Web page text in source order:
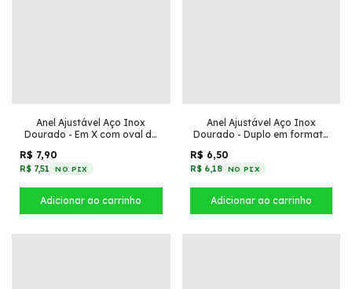
Anel Ajustável Aço Inox
Dourado - Em X com oval de
R$ 7,90
R$ 7,51 NO PIX
Anel Ajustável Aço Inox
Dourado - Duplo em formato
R$ 6,50
R$ 6,18 NO PIX